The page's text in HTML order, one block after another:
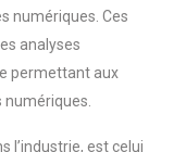
numériques. Ces
analyses
permettant aux
l’industrie, est celui